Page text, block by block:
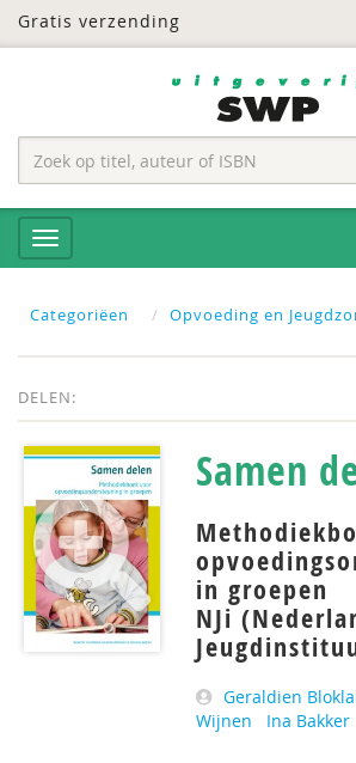
Gratis verzending
Categoriëen Opvoeding en
DELEN:
Samen
in groepen
NJi
Geraldien
Wijnen
Ina Bakker